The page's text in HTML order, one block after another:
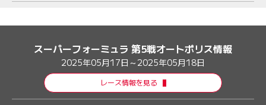
スーパーフォーミュラ 第5戦オートポリス情報
2025年05月17日～2025年05月18日
レース情報を見る